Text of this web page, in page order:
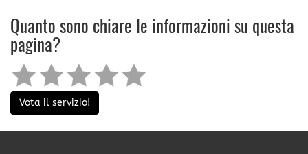
Quanto sono chiare le informazioni su questa
pagina?
Vota il servizio!